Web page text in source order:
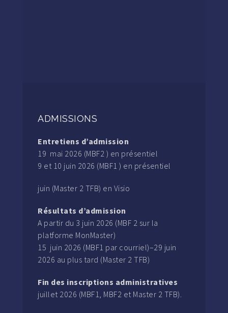
ADMISSIONS
Entretiens d’admission
19 mai 2026 (MBF2 ) en présentiel
9 et 10 juin 2026 (MBF1 ) en présentiel
juin (Master 2 TFB) en Visio
Résultats d’admission
A partir du 3 juin 2026 (MBF 2 sur la
platforme MonMaster)
15 juin 2026 (MBF1 par courriel)–29 juin
2026 au plus tard (Master 2 TFB)
Fin des inscriptions administratives
juillet 2026 (MBF1, MBF2 et Master 2 TFB).